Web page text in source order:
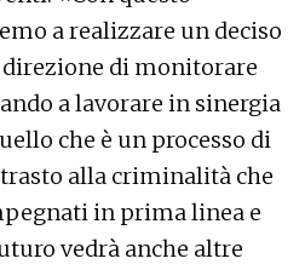
a realizzare un deciso
di monitorare
a lavorare in sinergia
che è un processo di
alla criminalità che
in prima linea e
vedrà anche altre